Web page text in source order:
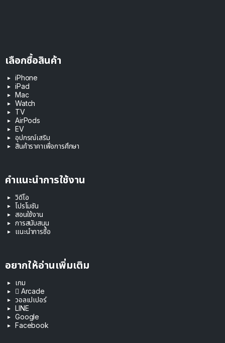
เลือกซื้อสินค้า
iPhone
iPad
Mac
Watch
TV
AirPods
EV
อุปกรณ์เสริม
สินค้าราคาเพื่อการศึกษา
คำแนะนำการใช้งาน
วิดีโอ
โปรโมชัน
สอนใช้งาน
การสนับสนุน
แนะนำการซื้อ
อยากให้อ่านเพิ่มเติม
เกม
 Arcade
วอลเปเปอร์
LINE
Google
Facebook